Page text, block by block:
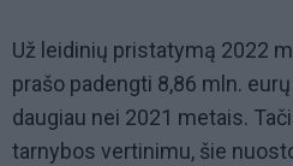
Už leidinių pristatymą 2022
prašo padengti 8,86 mln.
daugiau nei 2021 metais.
tarnybos vertinimu, šie